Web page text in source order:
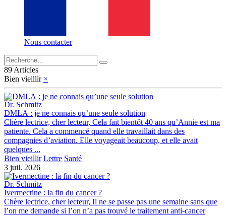
Nous contacter
89 Articles
Bien vieillir ×
Dr. Schmitz
DMLA : je ne connais qu’une seule solution
Chère lectrice, cher lecteur, Cela fait bientôt 40 ans qu’Annie est ma
patiente. Cela a commencé quand elle travaillait dans des
compagnies d’aviation. Elle voyageait beaucoup, et elle avait
quelques ...
Bien vieillir Lettre Santé
3 juil. 2026
Dr. Schmitz
Ivermectine : la fin du cancer ?
Chère lectrice, cher lecteur, Il ne se passe pas une semaine sans que
l’on me demande si l’on n’a pas trouvé le traitement anti-cancer